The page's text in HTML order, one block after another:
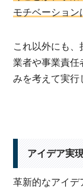
モチベーション
これ以外にも、
業者や事業責任
みを考えて実行
アイデア実
革新的なアイデ